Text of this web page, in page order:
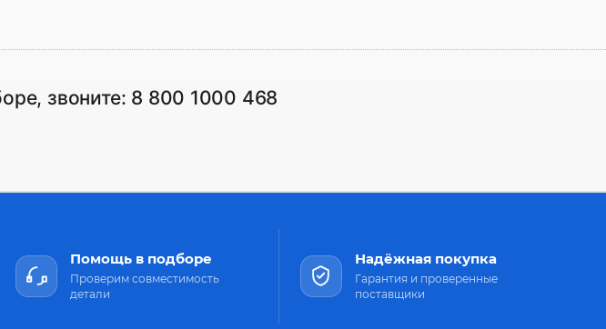
звоните: 8 800 1000 468
Помощь в подборе
Проверим совместимость
детали
Надёжная покупка
Гарантия и проверенные
поставщики